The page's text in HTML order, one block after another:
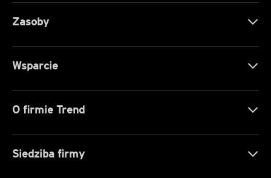
Zasoby
Wsparcie
O firmie Trend
Siedziba firmy